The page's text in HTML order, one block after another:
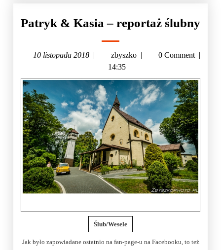
Patryk & Kasia – reportaż ślubny
10 listopada 2018 zbyszko 0 Comment
14:35
Ślub/Wesele
Jak było zapowiadane ostatnio na fan-page-u na Facebooku, to też